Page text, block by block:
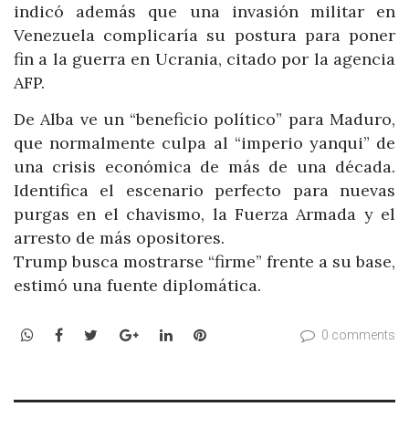
indicó además que una invasión militar en
Venezuela complicaría su postura para poner
fin a la guerra en Ucrania, citado por la agencia
AFP.
De Alba ve un “beneficio político” para Maduro,
que normalmente culpa al “imperio yanqui” de
una crisis económica de más de una década.
Identifica el escenario perfecto para nuevas
purgas en el chavismo, la Fuerza Armada y el
arresto de más opositores.
Trump busca mostrarse “firme” frente a su base,
estimó una fuente diplomática.
WhatsApp
Facebook
TwitterGoogle+LinkedInPinterest 0 comments